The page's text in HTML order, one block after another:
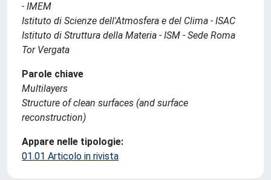
- IMEM
Istituto di Scienze dell'Atmosfera e del Clima - ISAC
Istituto di Struttura della Materia - ISM - Sede Roma
Tor Vergata
Parole chiave
Multilayers
Structure of clean surfaces (and surface
reconstruction)
Appare nelle tipologie:
01.01 Articolo in rivista